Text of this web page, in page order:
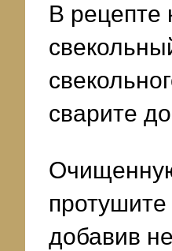
В рецепте
сварите
протушите
добавив